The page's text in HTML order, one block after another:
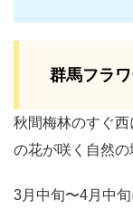
群馬フラ
秋間梅林のすぐ
の花が咲く自然の
3月中旬〜4月中